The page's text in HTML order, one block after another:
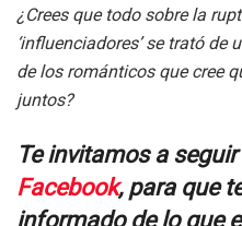
¿Crees que todo sobre la
‘influenciadores’ se trató de
de los románticos que cree
juntos?
Te invitamos a
Facebook, para que
informado de lo que